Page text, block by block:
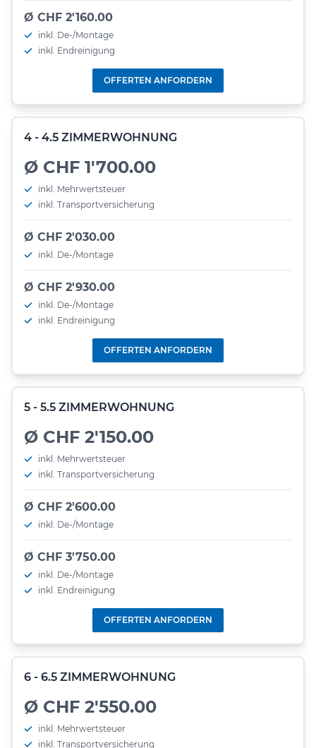
Ø CHF 2'160.00
inkl. De-/Montage
inkl. Endreinigung
OFFERTEN ANFORDERN
4 - 4.5 ZIMMERWOHNUNG
Ø CHF 1'700.00
inkl. Mehrwertsteuer
inkl. Transportversicherung
Ø CHF 2'030.00
inkl. De-/Montage
Ø CHF 2'930.00
inkl. De-/Montage
inkl. Endreinigung
OFFERTEN ANFORDERN
5 - 5.5 ZIMMERWOHNUNG
Ø CHF 2'150.00
inkl. Mehrwertsteuer
inkl. Transportversicherung
Ø CHF 2'600.00
inkl. De-/Montage
Ø CHF 3'750.00
inkl. De-/Montage
inkl. Endreinigung
OFFERTEN ANFORDERN
6 - 6.5 ZIMMERWOHNUNG
Ø CHF 2'550.00
inkl. Mehrwertsteuer
inkl. Transportversicherung